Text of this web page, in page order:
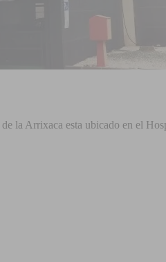
la Arrixaca esta ubicado en el